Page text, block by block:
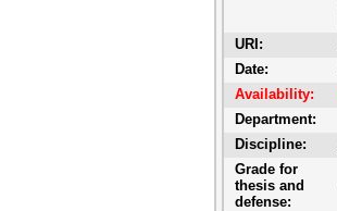
URI:
Date:
Availability:
Department:
Discipline:
Grade for
thesis and
defense: